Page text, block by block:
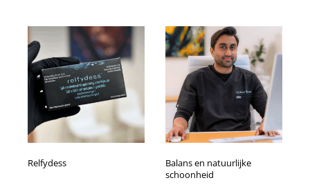
Relfydess
Balans en natuurlijke
schoonheid